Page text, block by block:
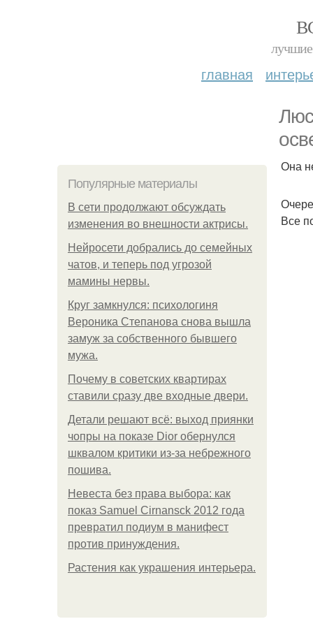
лучшие
главная
Популярные материалы
В сети продолжают обсуждать
изменения во внешности актрисы.
Нейросети добрались до семейных
чатов, и теперь под угрозой
мамины нервы.
Круг замкнулся: психологиня
Вероника Степанова снова вышла
замуж за собственного бывшего
мужа.
Почему в советских квартирах
ставили сразу две входные двери.
Детали решают всё: выход приянки
чопры на показе Dior обернулся
шквалом критики из-за небрежного
пошива.
Невеста без права выбора: как
показ Samuel Cirnansck 2012 года
превратил подиум в манифест
против принуждения.
Растения как украшения интерьера.
Она
Все